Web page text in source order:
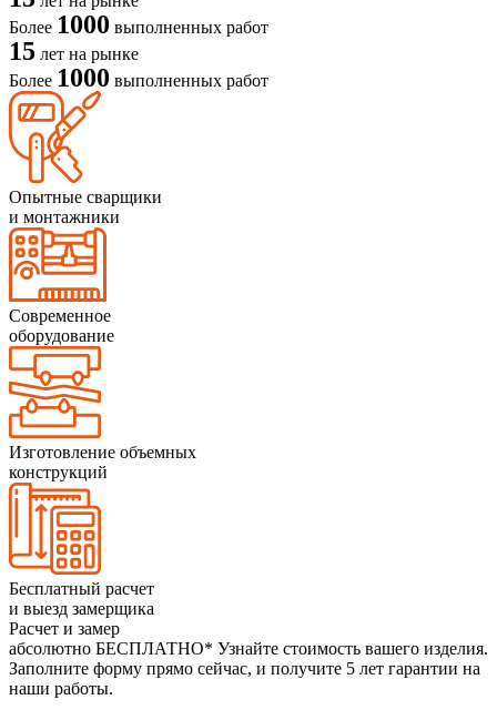
Более 1000 выполненных работ
15 лет на рынке
Более 1000 выполненных работ
Опытные сварщики
и монтажники
Современное
оборудование
Изготовление объемных
конструкций
Бесплатный расчет
и выезд замерщика
Расчет и замер
абсолютно БЕСПЛАТНО* Узнайте стоимость вашего изделия.
Заполните форму прямо сейчас, и получите 5 лет гарантии на
наши работы.